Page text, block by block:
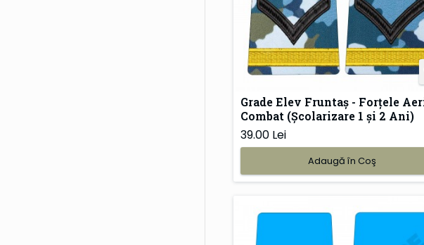
Grade Elev Fruntaș - Forțele
Combat (Școlarizare 1 și 2 Ani)
39.00 Lei
Adaugă în Coş